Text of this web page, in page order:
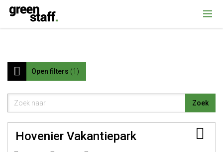
{ "@context": "https://schema.org", "@type": "Organization", "name":
""Greenstaff, "url": "https://www.greenstaff.nl", "logo": "" }
Open filters 1
Hovenier Vakantiepark